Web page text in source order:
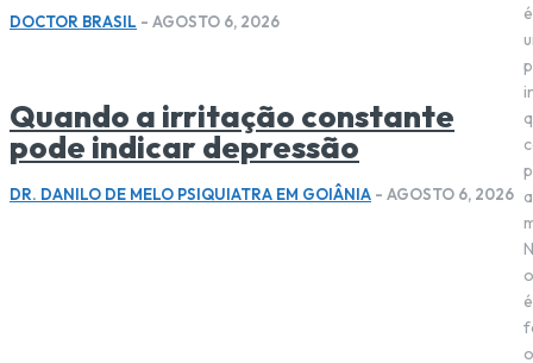
DOCTOR BRASIL - AGOSTO 6, 2026
Quando a irritação constante
pode indicar depressão
DR. DANILO DE MELO PSIQUIATRA EM GOIÂNIA - AGOSTO 6, 2026
é
a
é
o